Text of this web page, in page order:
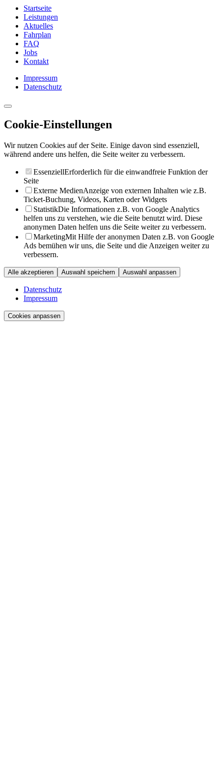
Startseite
Leistungen
Aktuelles
Fahrplan
FAQ
Jobs
Kontakt
Impressum
Datenschutz
Cookie-Einstellungen
Wir nutzen Cookies auf der Seite. Einige davon sind essenziell,
während andere uns helfen, die Seite weiter zu verbessern.
EssenziellErforderlich für die einwandfreie Funktion der
Seite
Externe MedienAnzeige von externen Inhalten wie z.B.
Ticket-Buchung, Videos, Karten oder Widgets
StatistikDie Informationen z.B. von Google Analytics
helfen uns zu verstehen, wie die Seite benutzt wird. Diese
anonymen Daten helfen uns die Seite weiter zu verbessern.
MarketingMit Hilfe der anonymen Daten z.B. von Google
Ads bemühen wir uns, die Seite und die Anzeigen weiter zu
verbessern.
Alle akzeptieren Auswahl speichern Auswahl anpassen
Datenschutz
Impressum
Cookies anpassen